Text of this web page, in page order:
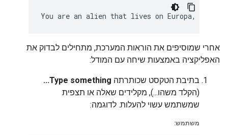
אחרי שמוסיפים את הוראות המערכת, מתחילים לבדוק את
האפליקציה באמצעות שיחה עם המודל:
בתיבת הטקסט שכותרתה Type something...
(הקלד משהו...), מקלידים שאלה או תצפית
שמשתמש עשוי להעלות. לדוגמה:
משתמש: